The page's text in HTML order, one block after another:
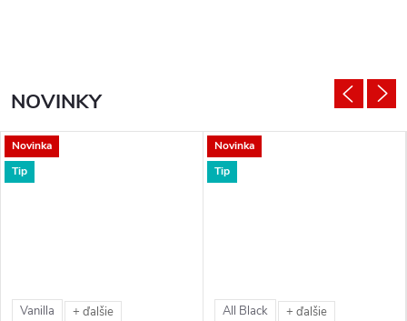
NOVINKY
Novinka
Tip
Vanilla + ďalšie
Novinka
Tip
All Black + ďalšie